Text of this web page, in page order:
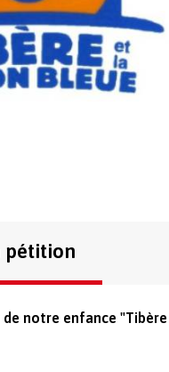
pétition
notre enfance